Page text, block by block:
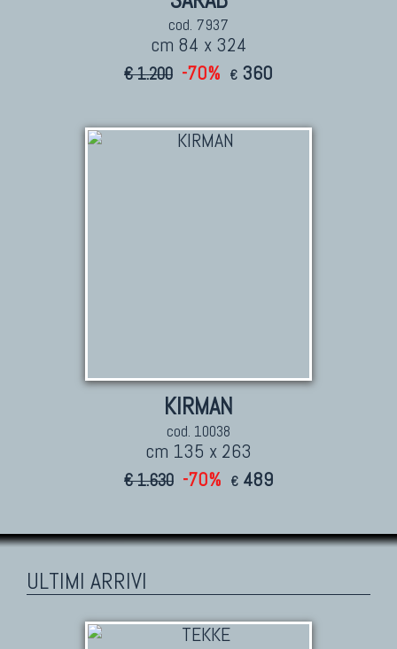
cod. 7937
cm 84 x 324
€ 1.200 -70% € 360
KIRMAN
cod. 10038
cm 135 x 263
€ 1.630 -70% € 489
ULTIMI ARRIVI